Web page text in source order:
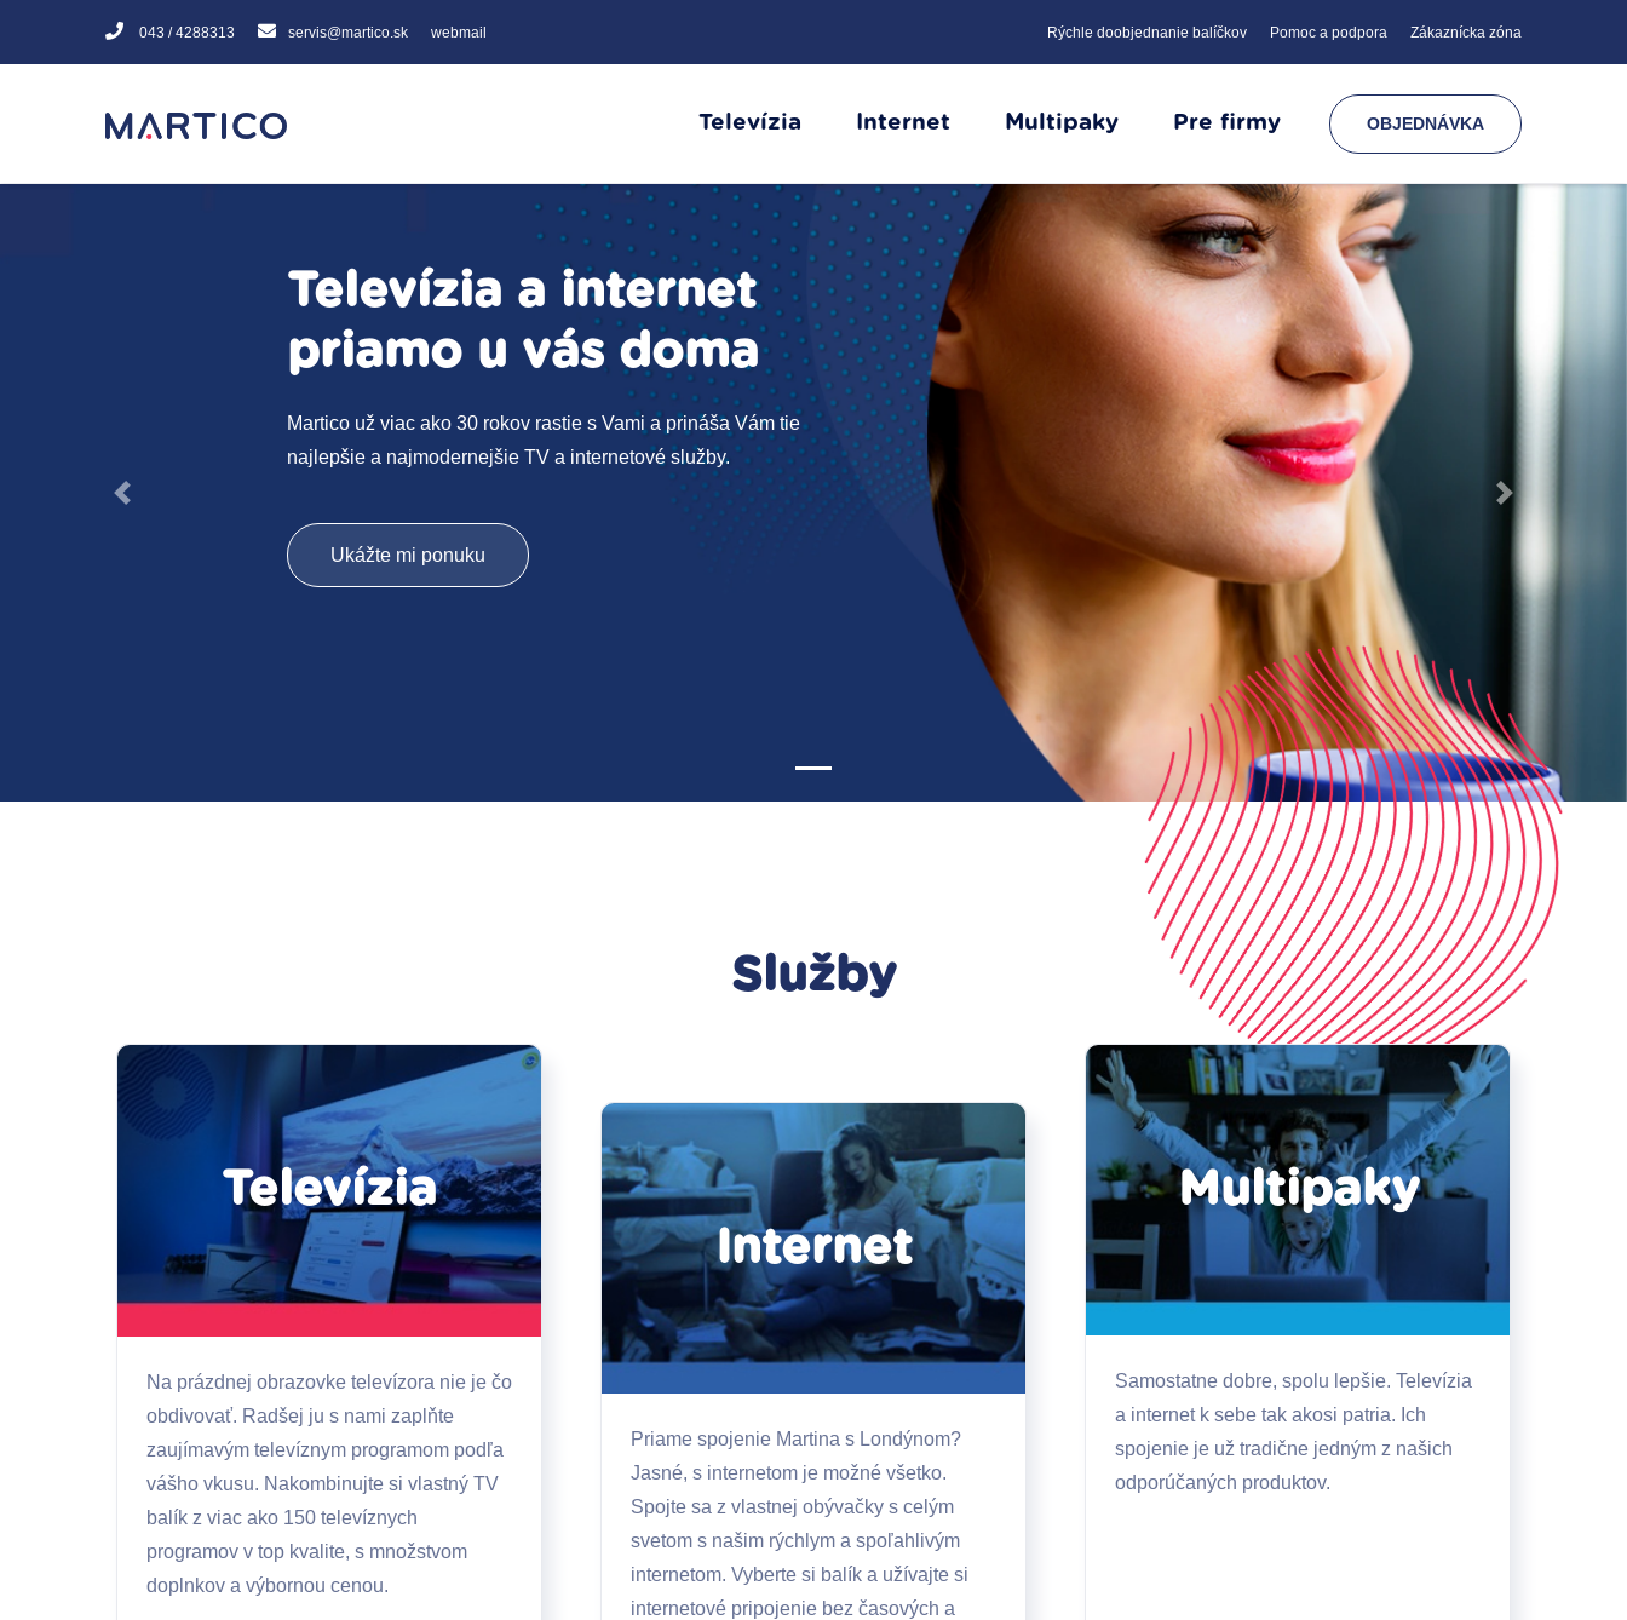
043 / 4288313 servis@martico.sk webmail Rýchle doobjednanie balíčkov Pomoc a podpora Zákaznícka zóna
Televízia Internet Multipaky Pre firmy OBJEDNÁVKA
Televízia a internet
priamo u vás doma
Martico už viac ako 30 rokov rastie s Vami a prináša Vám tie
najlepšie a najmodernejšie TV a internetové služby.
Ukážte mi ponuku
Previous Next
Služby
Televízia
Na prázdnej obrazovke televízora nie je čo
obdivovať. Radšej ju s nami zaplňte
zaujímavým televíznym programom podľa
vášho vkusu. Nakombinujte si vlastný TV
balík z viac ako 150 televíznych
programov v top kvalite, s množstvom
doplnkov a výbornou cenou.
Internet
Priame spojenie Martina s Londýnom?
Jasné, s internetom je možné všetko.
Spojte sa z vlastnej obývačky s celým
svetom s našim rýchlym a spoľahlivým
internetom. Vyberte si balík a užívajte si
internetové pripojenie bez časových a
Multipaky
Samostatne dobre, spolu lepšie. Televízia
a internet k sebe tak akosi patria. Ich
spojenie je už tradične jedným z našich
odporúčaných produktov.